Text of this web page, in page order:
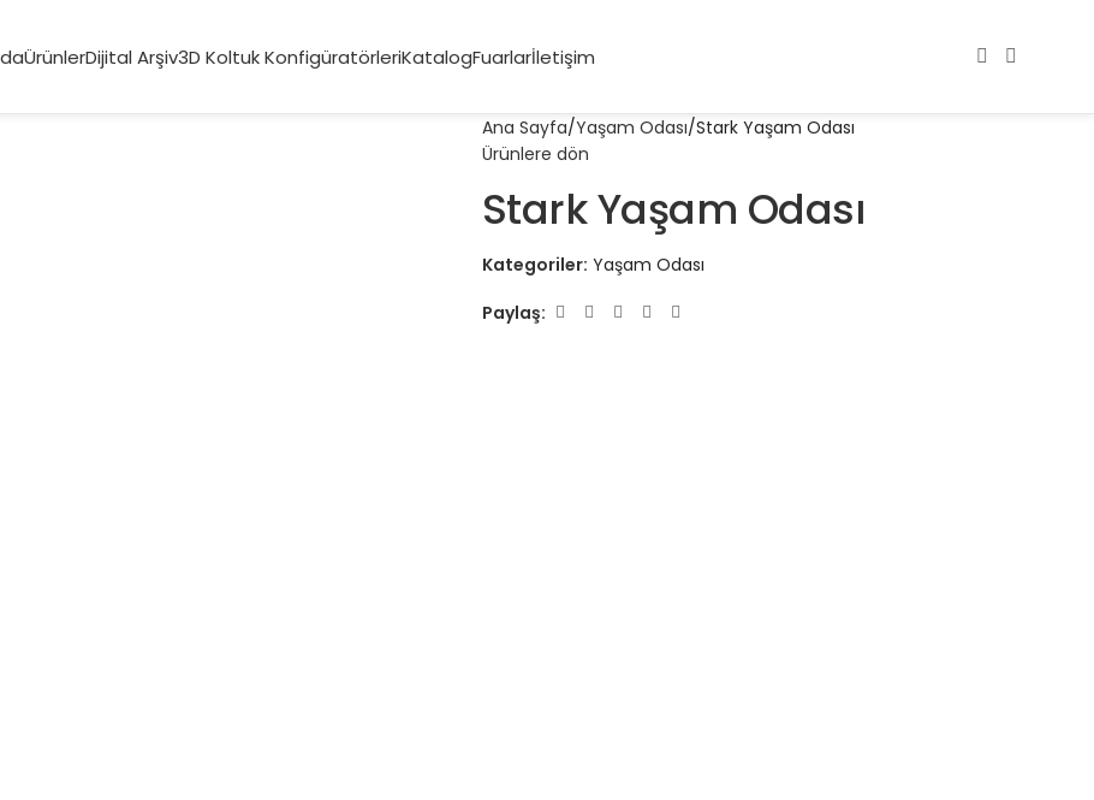
ÜrünlerDijital Arşiv3D Koltuk KonfigüratörleriKatalogFuarlarİletişim
Ana Sayfa Yaşam Odası Stark Yaşam Odası
Ürünlere dön
Stark Yaşam Odası
Kategoriler: Yaşam Odası
Paylaş: